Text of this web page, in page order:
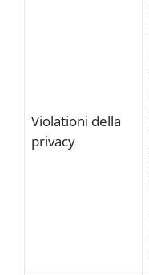
Violationi della
privacy